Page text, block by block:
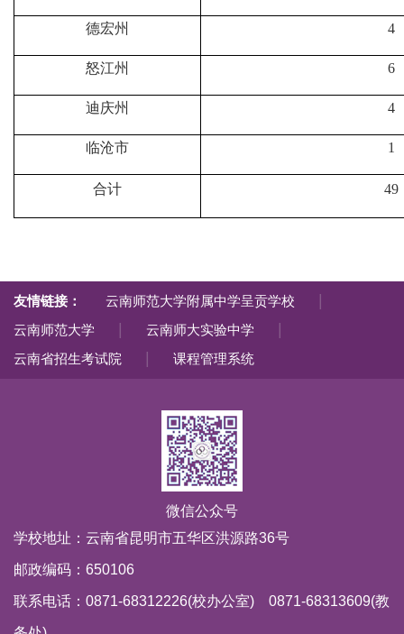
德宏州 4
怒江州 6
迪庆州 4
临沧市 1
合计 49
友情链接： 云南师范大学附属中学呈贡学校
云南师范大学 云南师大实验中学
云南省招生考试院 课程管理系统
微信公众号
学校地址：云南省昆明市五华区洪源路36号
邮政编码：650106
联系电话：0871-68312226(校办公室) 0871-68313609(教